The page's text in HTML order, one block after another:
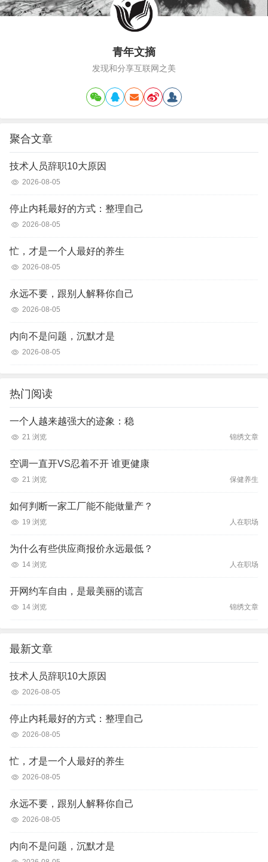
青年文摘
发现和分享互联网之美
聚合文章
技术人员辞职10大原因
2026-08-05
停止内耗最好的方式：整理自己
2026-08-05
忙，才是一个人最好的养生
2026-08-05
永远不要，跟别人解释你自己
2026-08-05
内向不是问题，沉默才是
2026-08-05
热门阅读
一个人越来越强大的迹象：稳
21 浏览 锦绣文章
空调一直开VS忍着不开 谁更健康
21 浏览 保健养生
如何判断一家工厂能不能做量产？
19 浏览 人在职场
为什么有些供应商报价永远最低？
14 浏览 人在职场
开网约车自由，是最美丽的谎言
14 浏览 锦绣文章
最新文章
技术人员辞职10大原因
2026-08-05
停止内耗最好的方式：整理自己
2026-08-05
忙，才是一个人最好的养生
2026-08-05
永远不要，跟别人解释你自己
2026-08-05
内向不是问题，沉默才是